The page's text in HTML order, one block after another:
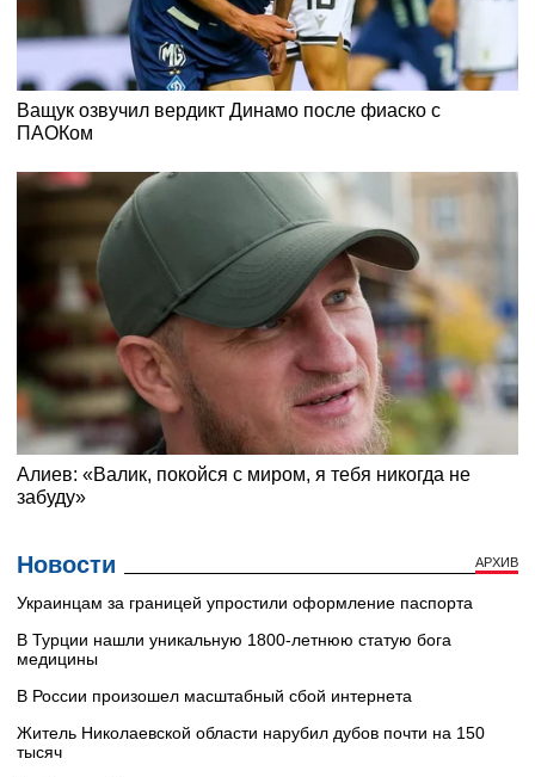
Новости АРХИВ
Украинцам за границей упростили оформление паспорта
В Турции нашли уникальную 1800-летнюю статую бога
медицины
В России произошел масштабный сбой интернета
Житель Николаевской области нарубил дубов почти на 150
тысяч